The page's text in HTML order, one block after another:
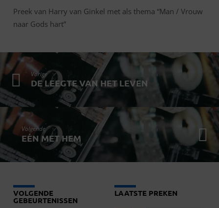
Preek van Harry van Ginkel met als thema “Man / Vrouw
naar Gods hart”
Vorige
DE LEEGTE VAN HET LEVEN
Volgende
EÉN MET HEM
VOLGENDE
GEBEURTENISSEN
LAATSTE PREKEN